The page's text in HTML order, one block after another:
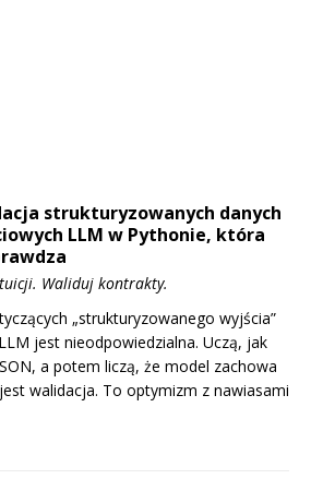
strukturyzowanych danych
LLM w Pythonie, która
Waliduj kontrakty.
„strukturyzowanego wyjścia”
jest nieodpowiedzialna. Uczą, jak
a potem liczą, że model zachowa
walidacja. To optymizm z nawiasami